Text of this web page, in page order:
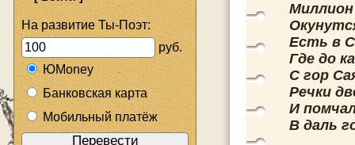
На развитие Ты-Поэт:
руб.
ЮMoney
Банковская карта
Мобильный платёж
Миллион
Есть в
Где до
С гор
Речки
И
В даль